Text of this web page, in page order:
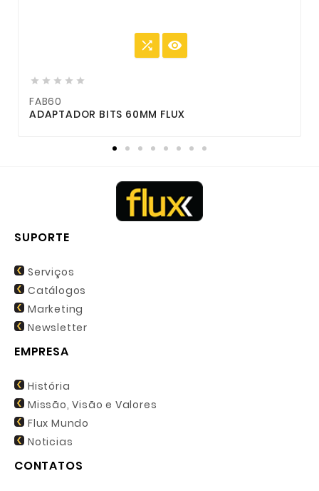
 
    
FAB60
ADAPTADOR BITS 60MM FLUX
SUPORTE
Serviços
Catálogos
Marketing
Newsletter
EMPRESA
História
Missão, Visão e Valores
Flux Mundo
Noticias
CONTATOS